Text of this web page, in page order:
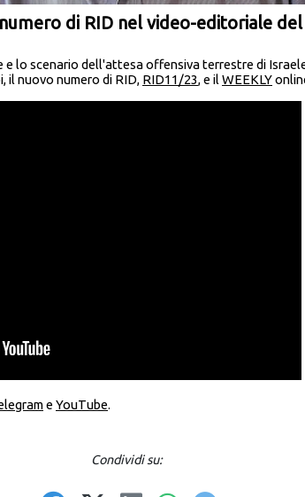
numero di RID nel video-editoriale
lo scenario dell'attesa offensiva terrestre di
il nuovo numero di RID, RID11/23, e il WEEKLY
e YouTube.
Condividi su: